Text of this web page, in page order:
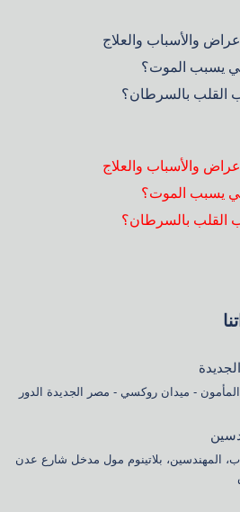
والأسباب والعلاج
يسبب الموت؟
القلب بالسرطان؟
والأسباب والعلاج
يسبب الموت؟
القلب بالسرطان؟
- ميدان روكسي - مصر الجديدة الدور
المهندسين، بلاتينوم مول مدخل شارع عدن